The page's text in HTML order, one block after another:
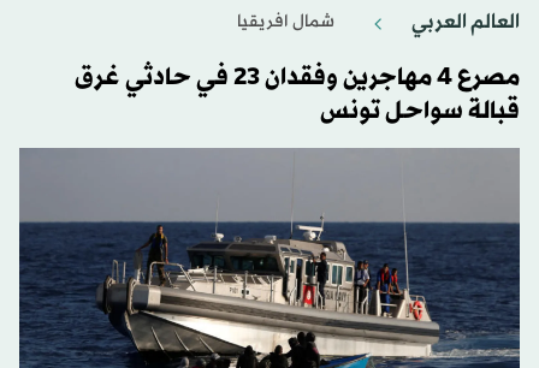
العالم العربي شمال افريقيا
مصرع 4 مهاجرين وفقدان 23 في حادثي غرق
قبالة سواحل تونس